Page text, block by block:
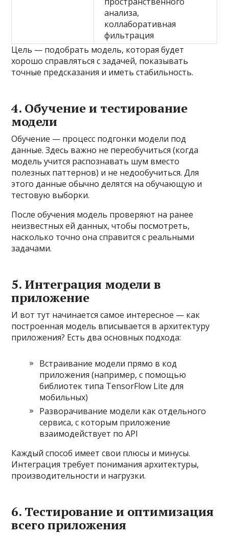
анализа,
коллаборативная
фильтрация
Цель — подобрать модель, которая будет
хорошо справляться с задачей, показывать
точные предсказания и иметь стабильность.
4. Обучение и тестирование
модели
Обучение — процесс подгонки модели под
данные. Здесь важно не переобучиться (когда
модель учится распознавать шум вместо
полезных паттернов) и не недообучиться. Для
этого данные обычно делятся на обучающую и
тестовую выборки.
После обучения модель проверяют на ранее
неизвестных ей данных, чтобы посмотреть,
насколько точно она справится с реальными
задачами.
5. Интеграция модели в
приложение
И вот тут начинается самое интересное — как
построенная модель вписывается в архитектуру
приложения? Есть два основных подхода:
Встраивание модели прямо в код
приложения (например, с помощью
библиотек типа TensorFlow Lite для
мобильных)
Разворачивание модели как отдельного
сервиса, с которым приложение
взаимодействует по API
Каждый способ имеет свои плюсы и минусы.
Интеграция требует понимания архитектуры,
производительности и нагрузки.
6. Тестирование и оптимизация
всего приложения